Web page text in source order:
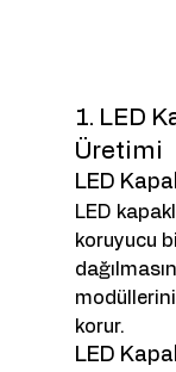
1. LED
Üretimi
LED
LED
koruyucu
korur.
LED